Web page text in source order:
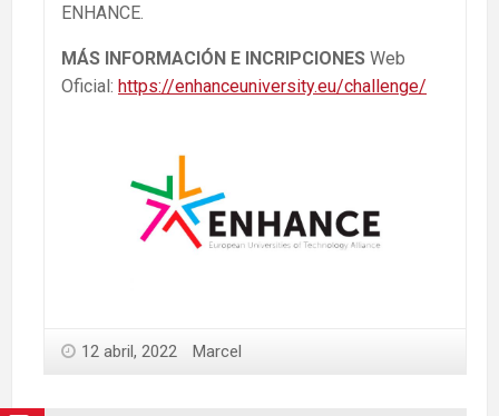
ENHANCE.
MÁS INFORMACIÓN E INCRIPCIONES Web
Oficial: https://enhanceuniversity.eu/challenge/
12 abril, 2022 Marcel